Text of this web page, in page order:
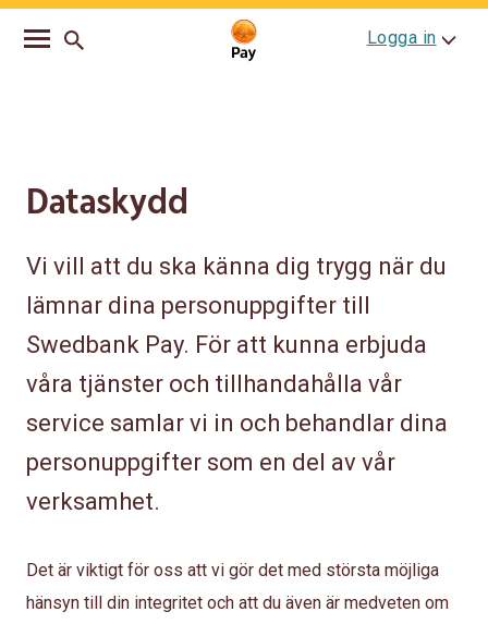
Go
Skip
Logga in
Dataskydd
Vi vill att du ska känna dig trygg när du
lämnar dina personuppgifter till
Swedbank Pay. För att kunna erbjuda
våra tjänster och tillhandahålla vår
service samlar vi in och behandlar dina
personuppgifter som en del av vår
verksamhet.
Det är viktigt för oss att vi gör det med största möjliga
hänsyn till din integritet och att du även är medveten om